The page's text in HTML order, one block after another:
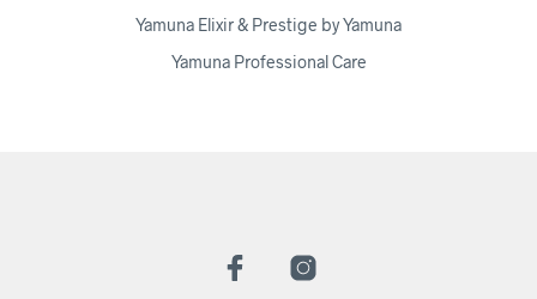
Yamuna Elixir & Prestige by Yamuna
Yamuna Professional Care